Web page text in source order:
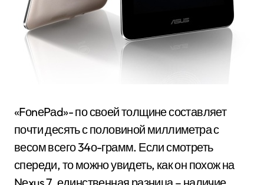
«FоnеPаd»- по своей толщине составляет
почти десять с половиной миллиметра с
весом всего 34о-грамм. Если смотреть
спереди, то можно увидеть, как он похож на